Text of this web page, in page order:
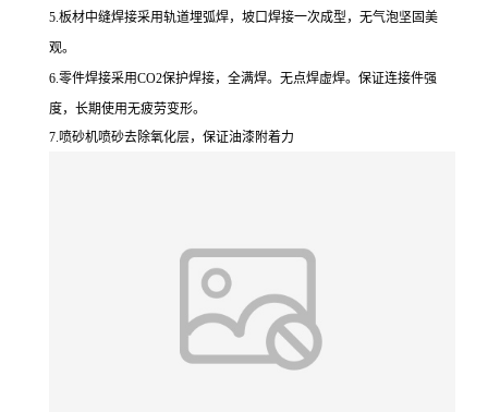
5.板材中缝焊接采用轨道埋弧焊，坡口焊接一次成型，无气泡坚固美
观。
6.零件焊接采用CO2保护焊接，全满焊。无点焊虚焊。保证连接件强
度，长期使用无疲劳变形。
7.喷砂机喷砂去除氧化层，保证油漆附着力